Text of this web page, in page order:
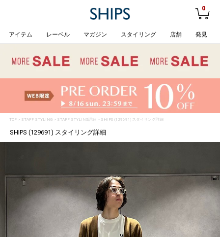
0
アイテム レーベル マガジン スタイリング 店舗 発見
TOP> STAFF STYLING> STAFF STYLING詳細 > SHIPS (129691) スタイリング詳細
SHIPS (129691) スタイリング詳細